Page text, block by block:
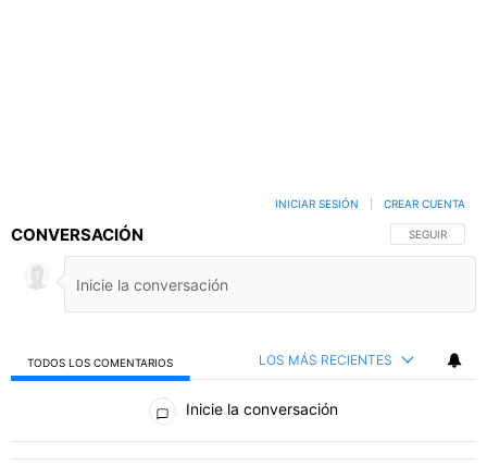
CONVERSACIÓN SIGA ESTA
SEGUIR
INICIAR SESIÓN CREAR CUENTA
TODOS LOS COMENTARIOS LOS MÁS RECIENTES
Todos los comentarios
Inicie la conversación